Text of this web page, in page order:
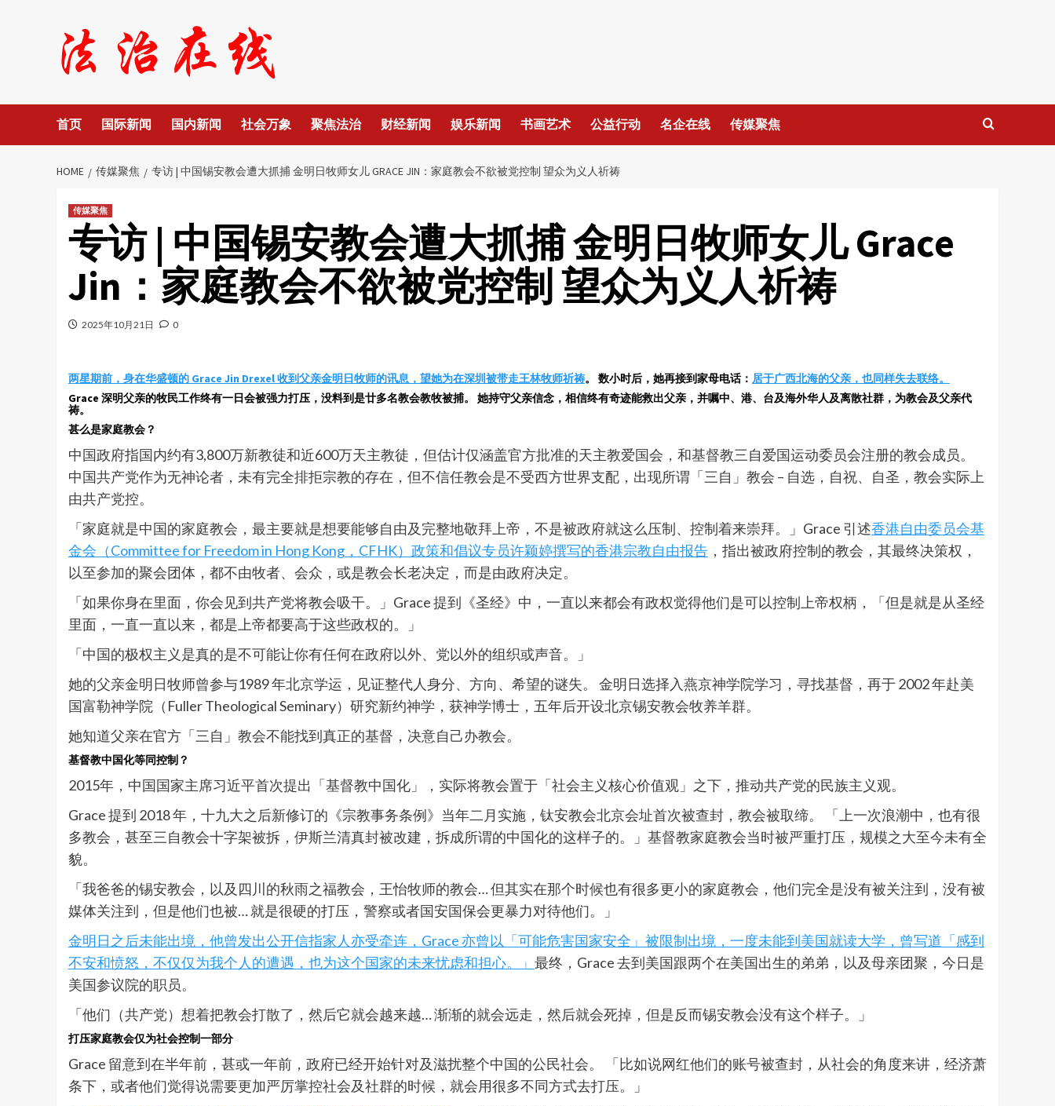
首页 国际新闻 国内新闻 社会万象 聚焦法治 财经新闻 娱乐新闻 书画艺术 公益行动 名企在线 传媒聚焦
HOME 传媒聚焦 专访 | 中国锡安教会遭大抓捕 金明日牧师女儿 GRACE JIN：家庭教会不欲被党控制 望众为义人祈祷
传媒聚焦
专访 | 中国锡安教会遭大抓捕 金明日牧师女儿 Grace
Jin：家庭教会不欲被党控制 望众为义人祈祷
2025年10月21日 0
两星期前，身在华盛顿的 Grace Jin Drexel 收到父亲金明日牧师的讯息，望她为在深圳被带走王林牧师祈祷。 数小时后，她再接到家母电话： 居于广西北海的父亲，也同样失去联络。
Grace 深明父亲的牧民工作终有一日会被强力打压，没料到是廿多名教会教牧被捕。 她持守父亲信念，相信终有奇迹能救出父亲，并嘱中、港、台及海外华人及离散社群，为教会及父亲代
祷。
甚么是家庭教会？
中国政府指国内约有3,800万新教徒和近600万天主教徒，但估计仅涵盖官方批准的天主教爱国会，和基督教三自爱国运动委员会注册的教会成员。
中国共产党作为无神论者，未有完全排拒宗教的存在，但不信任教会是不受西方世界支配，出现所谓「三自」教会 – 自选，自祝、自圣，教会实际上
由共产党控。
「家庭就是中国的家庭教会，最主要就是想要能够自由及完整地敬拜上帝，不是被政府就这么压制、控制着来崇拜。」Grace 引述香港自由委员会基
金会（Committee for Freedom in Hong Kong，CFHK）政策和倡议专员许颖婷撰写的香港宗教自由报告 ，指出被政府控制的教会，其最终决策权，
以至参加的聚会团体，都不由牧者、会众，或是教会长老决定，而是由政府决定。
「如果你身在里面，你会见到共产党将教会吸干。」Grace 提到《圣经》中，一直以来都会有政权觉得他们是可以控制上帝权柄，「但是就是从圣经
里面，一直一直以来，都是上帝都要高于这些政权的。」
「中国的极权主义是真的是不可能让你有任何在政府以外、党以外的组织或声音。」
她的父亲金明日牧师曾参与1989 年北京学运，见证整代人身分、方向、希望的谜失。 金明日选择入燕京神学院学习，寻找基督，再于 2002 年赴美
国富勒神学院（Fuller Theological Seminary）研究新约神学，获神学博士，五年后开设北京锡安教会牧养羊群。
她知道父亲在官方「三自」教会不能找到真正的基督，决意自己办教会。
基督教中国化等同控制？
2015年，中国国家主席习近平首次提出「基督教中国化」，实际将教会置于「社会主义核心价值观」之下，推动共产党的民族主义观。
Grace 提到 2018 年，十九大之后新修订的《宗教事务条例》当年二月实施，钛安教会北京会址首次被查封，教会被取缔。 「上一次浪潮中，也有很
多教会，甚至三自教会十字架被拆，伊斯兰清真封被改建，拆成所谓的中国化的这样子的。」基督教家庭教会当时被严重打压，规模之大至今未有全
貌。
「我爸爸的锡安教会，以及四川的秋雨之福教会，王怡牧师的教会… 但其实在那个时候也有很多更小的家庭教会，他们完全是没有被关注到，没有被
媒体关注到，但是他们也被… 就是很硬的打压，警察或者国安国保会更暴力对待他们。」
金明日之后未能出境，他曾发出公开信指家人亦受牵连，Grace 亦曾以「可能危害国家安全」被限制出境，一度未能到美国就读大学，曾写道「感到
不安和愤怒，不仅仅为我个人的遭遇，也为这个国家的未来忧虑和担心。」 最终，Grace 去到美国跟两个在美国出生的弟弟，以及母亲团聚，今日是
美国参议院的职员。
「他们（共产党）想着把教会打散了，然后它就会越来越… 渐渐的就会远走，然后就会死掉，但是反而锡安教会没有这个样子。」
打压家庭教会仅为社会控制一部分
Grace 留意到在半年前，甚或一年前，政府已经开始针对及滋扰整个中国的公民社会。 「比如说网红他们的账号被查封，从社会的角度来讲，经济萧
条下，或者他们觉得说需要更加严厉掌控社会及社群的时候，就会用很多不同方式去打压。」